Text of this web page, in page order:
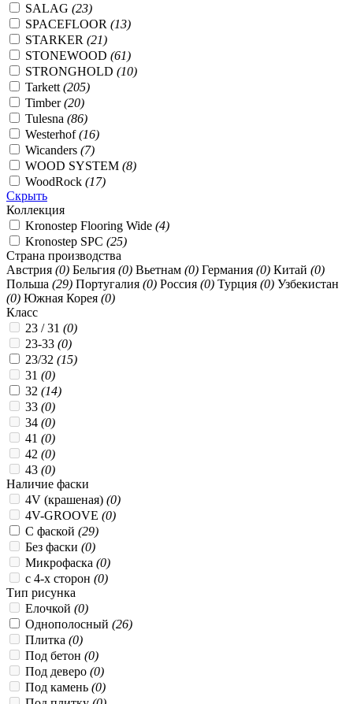
SALAG (23)
SPACEFLOOR (13)
STARKER (21)
STONEWOOD (61)
STRONGHOLD (10)
Tarkett (205)
Timber(20)
Tulesna (86)
Westerhof(16)
Wicanders (7)
WOOD SYSTEM (8)
WoodRock (17)
Скрыть
Коллекция
Kronostep Flooring Wide (4)
Kronostep SPC (25)
Страна производства
Австрия (0) Бельгия (0) Вьетнам (0) Германия (0) Китай (0)
Польша (29) Португалия (0) Россия (0) Турция (0) Узбекистан
(0) Южная Корея (0)
Класс
23 / 31 (0)
23-33 (0)
23/32 (15)
31 (0)
32 (14)
33 (0)
34 (0)
41 (0)
42 (0)
43 (0)
Наличие фаски
4V (крашеная) (0)
4V-GROOVE (0)
C фаской (29)
Без фаски (0)
Микрофаска (0)
с 4-х сторон (0)
Тип рисунка
Елочкой (0)
Однополосный (26)
Плитка (0)
Под бетон (0)
Под деверо (0)
Под камень (0)